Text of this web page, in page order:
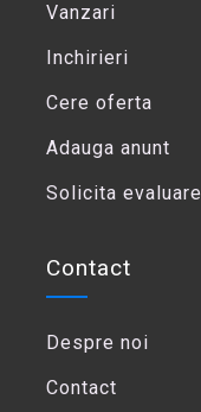
Vanzari
Inchirieri
Cere oferta
Adauga anunt
Solicita evaluare
Contact
Despre noi
Contact